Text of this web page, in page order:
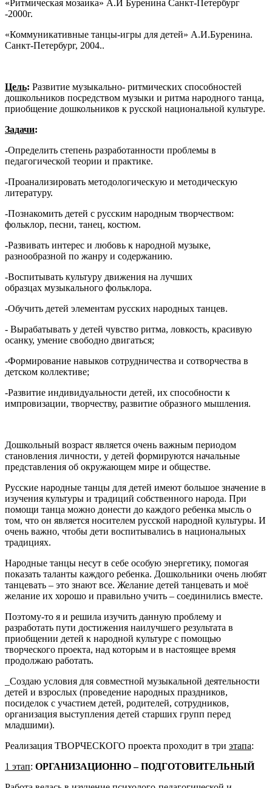
«Ритмическая мозаика» А.И Буренина Санкт-Петербург
-2000г.
«Коммуникативные танцы-игры для детей» А.И.Буренина.
Санкт-Петербург, 2004..
Цель: Развитие музыкально- ритмических способностей
дошкольников посредством музыки и ритма народного танца,
приобщение дошкольников к русской национальной культуре.
Задачи:
-Определить степень разработанности проблемы в
педагогической теории и практике.
-Проанализировать методологическую и методическую
литературу.
-Познакомить детей с русским народным творчеством:
фольклор, песни, танец, костюм.
-Развивать интерес и любовь к народной музыке,
разнообразной по жанру и содержанию.
-Воспитывать культуру движения на лучших
образцах музыкального фольклора.
-Обучить детей элементам русских народных танцев.
- Вырабатывать у детей чувство ритма, ловкость, красивую
осанку, умение свободно двигаться;
-Формирование навыков сотрудничества и сотворчества в
детском коллективе;
-Развитие индивидуальности детей, их способности к
импровизации, творчеству, развитие образного мышления.
Дошкольный возраст является очень важным периодом
становления личности, у детей формируются начальные
представления об окружающем мире и обществе.
Русские народные танцы для детей имеют большое значение в
изучения культуры и традиций собственного народа. При
помощи танца можно донести до каждого ребенка мысль о
том, что он является носителем русской народной культуры. И
очень важно, чтобы дети воспитывались в национальных
традициях.
Народные танцы несут в себе особую энергетику, помогая
показать таланты каждого ребенка. Дошкольники очень любят
танцевать – это знают все. Желание детей танцевать и моё
желание их хорошо и правильно учить – соединились вместе.
Поэтому-то я и решила изучить данную проблему и
разработать пути достижения наилучшего результата в
приобщении детей к народной культуре с помощью
творческого проекта, над которым и в настоящее время
продолжаю работать.
_Создаю условия для совместной музыкальной деятельности
детей и взрослых (проведение народных праздников,
посиделок с участием детей, родителей, сотрудников,
организация выступления детей старших групп перед
младшими).
Реализация ТВОРЧЕСКОГО проекта проходит в три этапа:
1 этап: ОРГАНИЗАЦИОННО – ПОДГОТОВИТЕЛЬНЫЙ